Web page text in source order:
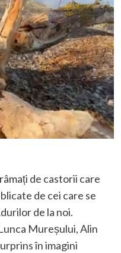
de castorii care
de cei care se
de la noi.
Mureșului, Alin
în imagini